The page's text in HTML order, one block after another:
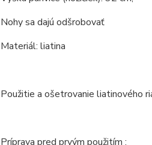
Nohy sa dajú odšrobovať
Materiál: liatina
Použitie a ošetrovanie liatinového
Príprava pred prvým použitím :